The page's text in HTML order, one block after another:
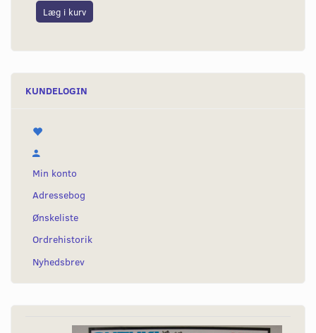
Læg i kurv
KUNDELOGIN
Min konto
Adressebog
Ønskeliste
Ordrehistorik
Nyhedsbrev